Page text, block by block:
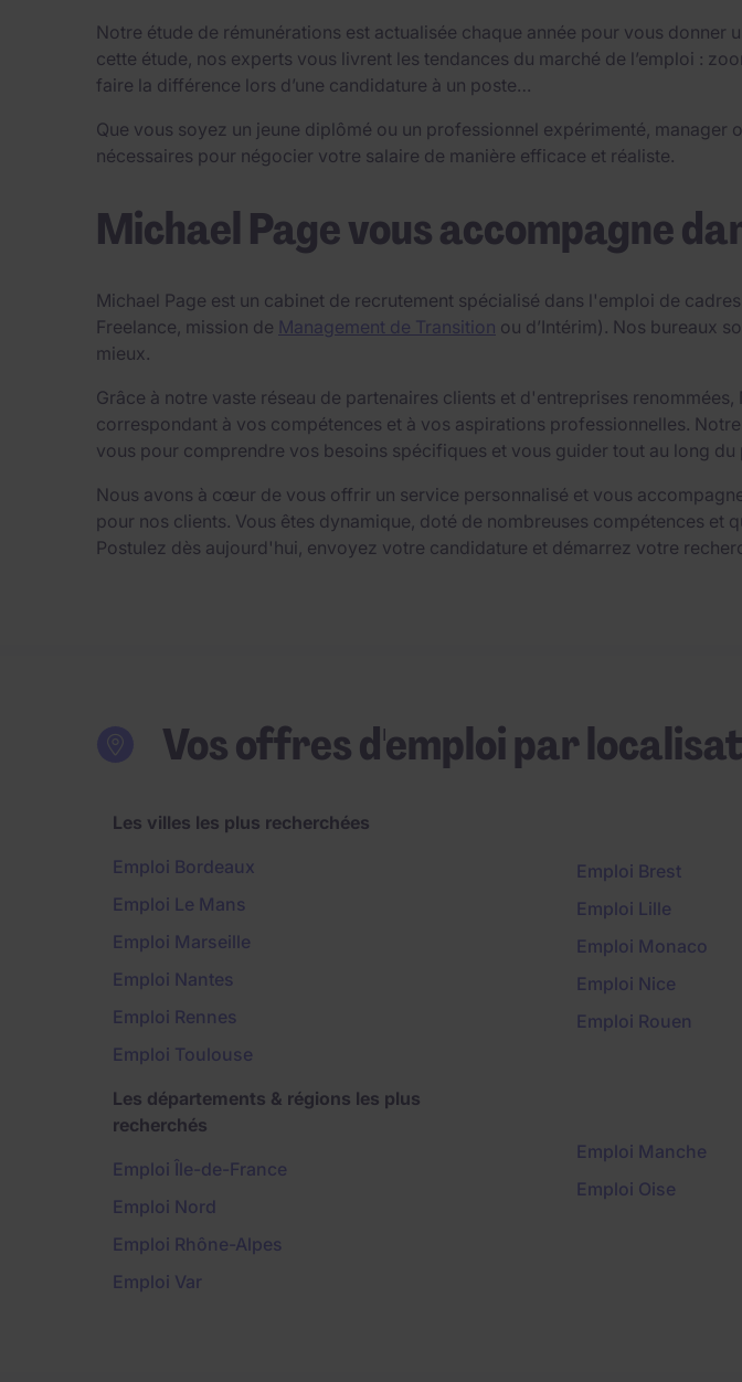
Notre étude de rémunérations est actualisée chaque année pour vous
cette étude, nos experts vous livrent les tendances du marché de l’emploi :
faire la différence lors d’une candidature à un poste…
Que vous soyez un jeune diplômé ou un professionnel expérimenté, manager
nécessaires pour négocier votre salaire de manière efficace et réaliste.
Michael Page vous accompagne
Michael Page est un cabinet de recrutement spécialisé dans l'emploi de
Freelance, mission de Management de Transition ou d’Intérim). Nos bureaux
mieux.
Grâce à notre vaste réseau de partenaires clients et d'entreprises
correspondant à vos compétences et à vos aspirations professionnelles.
vous pour comprendre vos besoins spécifiques et vous guider tout au long
Nous avons à cœur de vous offrir un service personnalisé et vous
pour nos clients. Vous êtes dynamique, doté de nombreuses compétences
Postulez dès aujourd'hui, envoyez votre candidature et démarrez votre
Vos offres d'emploi par
Les villes les plus recherchées
Emploi Bordeaux
Emploi Le Mans
Emploi Marseille
Emploi Nantes
Emploi Rennes
Emploi Toulouse
Les départements & régions les plus
recherchés
Emploi Île-de-France
Emploi Nord
Emploi Rhône-Alpes
Emploi Var
Emploi Brest
Emploi Lille
Emploi Monaco
Emploi Nice
Emploi Rouen
Emploi Manche
Emploi Oise